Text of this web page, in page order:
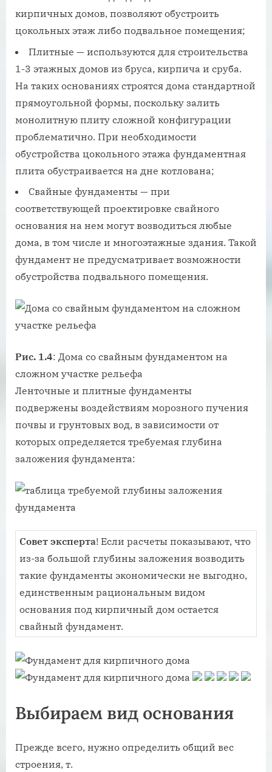
кирпичных домов, позволяют обустроить
цокольных этаж либо подвальное помещения;
Плитные — используются для строительства
1-3 этажных домов из бруса, кирпича и сруба.
На таких основаниях строятся дома стандартной
прямоугольной формы, поскольку залить
монолитную плиту сложной конфигурации
проблематично. При необходимости
обустройства цокольного этажа фундаментная
плита обустраивается на дне котлована;
Свайные фундаменты — при
соответствующей проектировке свайного
основания на нем могут возводиться любые
дома, в том числе и многоэтажные здания. Такой
фундамент не предусматривает возможности
обустройства подвального помещения.
Рис. 1.4: Дома со свайным фундаментом на
сложном участке рельефа
Ленточные и плитные фундаменты
подвержены воздействиям морозного пучения
почвы и грунтовых вод, в зависимости от
которых определяется требуемая глубина
заложения фундамента:
Совет эксперта! Если расчеты показывают, что
из-за большой глубины заложения возводить
такие фундаменты экономически не выгодно,
единственным рациональным видом
основания под кирпичный дом остается
свайный фундамент.
Выбираем вид основания
Прежде всего, нужно определить общий вес
строения, т.